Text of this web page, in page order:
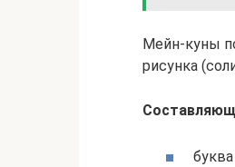
Мейн-куны
рисунка